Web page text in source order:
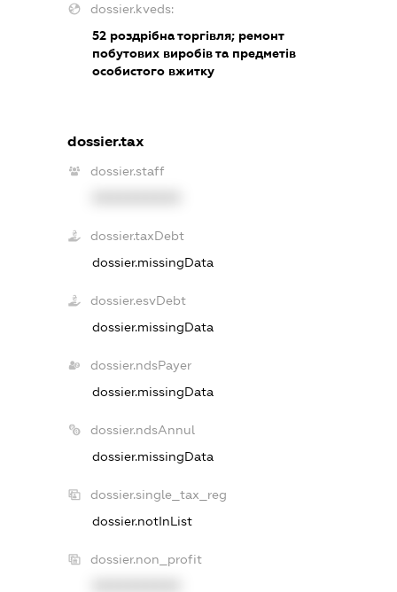
dossier.kveds:
52роздрібна торгівля; ремонт
побутових виробів та предметів
особистого вжитку
dossier.tax
dossier.staff
dossier.taxDebt
dossier.missingData
dossier.esvDebt
dossier.missingData
dossier.ndsPayer
dossier.missingData
dossier.ndsAnnul
dossier.missingData
dossier.single_tax_reg
dossier.notInList
dossier.non_profit